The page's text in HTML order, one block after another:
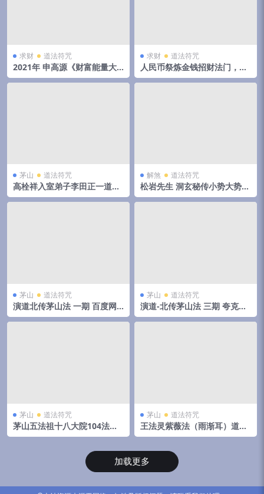
求财 道法符咒
2021年 申高源《财富能量大
道》39页申高源：火供施食财
富成就法《财富能量大道（普
求财 道法符咒
人民币祭炼金钱招财法门，钱
母制造法，催财法术！ 百度
云！
茅山 道法符咒
高栓祥入室弟子李田正一道秘
法招财转运旺桃花 增加财富运
录音十节 移动云盘下载
解煞 道法符咒
松岩先生 洞玄秘传小势大势御
神决 易经洗髓升阳玄功 八卦
练丹功功法教学视频讲解
茅山 道法符咒
演道北传茅山法 一期 百度网
盘下载
茅山 道法符咒
演道-北传茅山法 三期 夸克网
盘下载
茅山 道法符咒
茅山五法祖十八大院104法视
频+扫描法本pdf 百度云下载!
茅山 道法符咒
王法灵紫薇法（雨渐耳）道家
隐秘秘法 百度网盘下载
加载更多